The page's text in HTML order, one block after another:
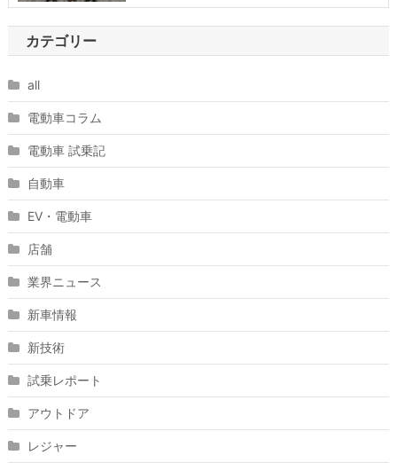
カテゴリー
all
電動車コラム
電動車 試乗記
自動車
EV・電動車
店舗
業界ニュース
新車情報
新技術
試乗レポート
アウトドア
レジャー